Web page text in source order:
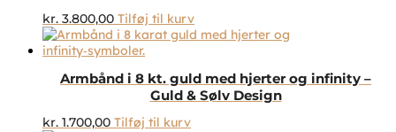
kr. 3.800,00 Tilføj til kurv
Armbånd i 8 kt. guld med hjerter og infinity –
Guld & Sølv Design
kr. 1.700,00 Tilføj til kurv